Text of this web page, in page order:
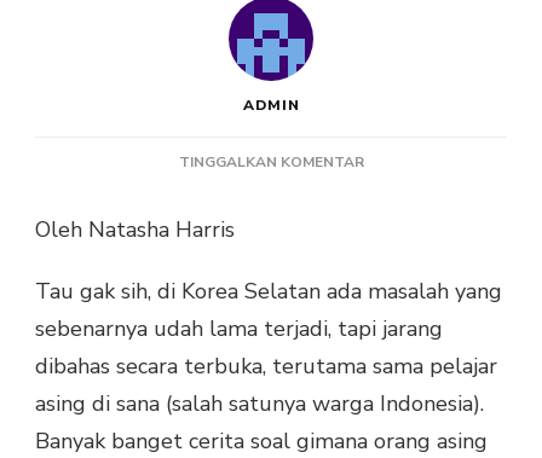
ADMIN
TINGGALKAN KOMENTARPADA
ANGKAT
GELAP
SEKTE
KOREA
SELATAN
Oleh Natasha Harris
Tau gak sih, di Korea Selatan ada masalah yang
sebenarnya udah lama terjadi, tapi jarang
dibahas secara terbuka, terutama sama pelajar
asing di sana (salah satunya warga Indonesia).
Banyak banget cerita soal gimana orang asing